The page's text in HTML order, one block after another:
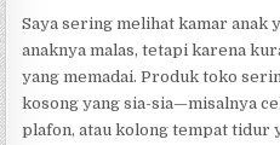
Saya sering melihat kamar anak
anaknya malas, tetapi karena
yang memadai. Produk toko
kosong yang sia-sia—misalnya
plafon, atau kolong tempat tidur